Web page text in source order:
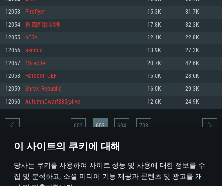
이 사이트의 쿠키에 대해
당사는 쿠키를 사용하여 사이트 성능 및 사용에 대한 정보를 수
집 및 분석하고, 소셜 미디어 기능 제공과 콘텐츠 및 광고를 개
네트워크: 브로드밴드 인터넷
여유 저장 공간: 22.1 GB (최소 클라이언트)
권장 사양
570 혹은 그 이상
여유 저장 공간: 62.2 GB (전체 클라이언트)
네트워크: 브로드밴드 인터넷
여유 저장 공간: 22.1 GB (최소 클라이언트)
권장 사양
네트워크: 브로드밴드 인터넷
여유 저장 공간: 62.2 GB (전체 클라이언트)
원하는 AMD (6개월 미만; 최소사양 지원 해상도 720p)
네트워크: 브로드밴드 인터넷
여유 저장 공간: 22.1 GB (최소 클라이언트)
권장 사양
운영체제: Ubuntu 20.04 64bit
프로세서: Intel Core i7
메모리: 16 GB
그래픽 카드: Vulkan 을 지원하고, 최신 그래픽 드라이버를 지원하는 NVIDIA
1060 (6개월 미만) 혹은 그와 동급의 성능을 가지며 최신 그래픽 드라이버를
지원하는 AMD RX 570 (6개월 미만; 최소사양 지원 해상도 720p) 이상
여유 저장 공간: 62.2 GB (전체 클라이언트)
12053 Fireflyer 15.3K 31.7K
12054 殺四郎搶碉樓 17.8K 32.3K
12055 nERA 12.1K 22.8K
12056 asmbld 13.9K 27.3K
12057 MiracIle 20.7K 42.6K
12058 Hardcor_GER 16.0K 28.6K
12059 Shrek_Republic 16.0K 29.3K
12060 AutumnDwarf835@live 12.6K 24.9K
* 순위표는 매일 1회 갱신됩니다
602 603 604 703